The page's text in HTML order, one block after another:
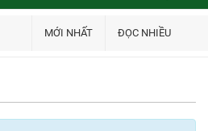
MỚI NHẤT ĐỌC NHIỀU